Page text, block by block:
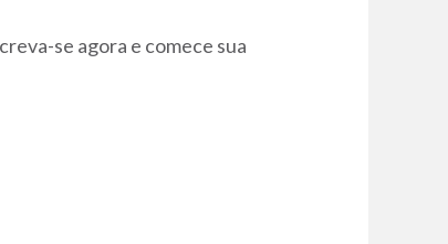
se agora e comece sua